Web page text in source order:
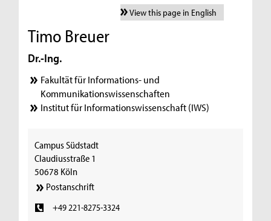
View this page in English
Timo Breuer
Dr.-Ing.
Fakultät für Informations- und
Kommunikationswissenschaften
Institut für Informationswissenschaft (IWS)
Campus Südstadt
Claudiusstraße 1
50678 Köln
Postanschrift
+49 221-8275-3324